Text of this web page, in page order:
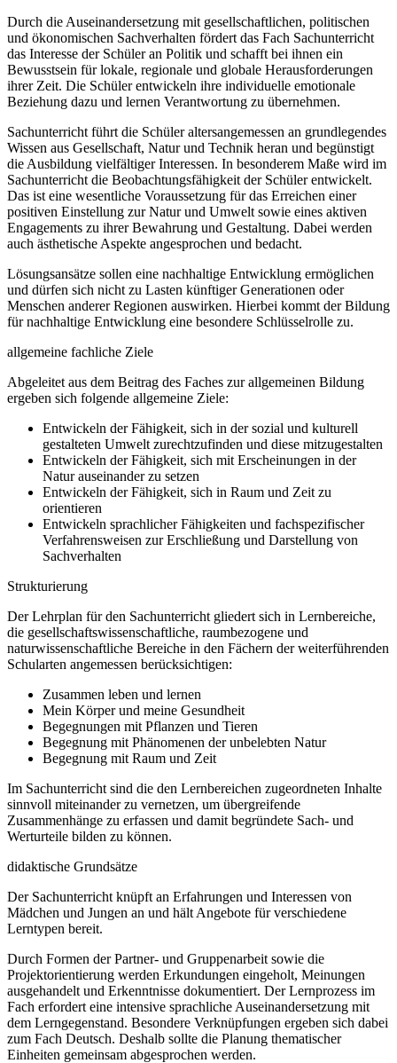
Durch die Auseinandersetzung mit gesellschaftlichen, politischen
und ökonomischen Sachverhalten fördert das Fach Sachunterricht
das Interesse der Schüler an Politik und schafft bei ihnen ein
Bewusstsein für lokale, regionale und globale Herausforderungen
ihrer Zeit. Die Schüler entwickeln ihre individuelle emotionale
Beziehung dazu und lernen Verantwortung zu übernehmen.
Sachunterricht führt die Schüler altersangemessen an grundlegendes
Wissen aus Gesellschaft, Natur und Technik heran und begünstigt
die Ausbildung vielfältiger Interessen. In besonderem Maße wird im
Sachunterricht die Beobachtungsfähigkeit der Schüler entwickelt.
Das ist eine wesentliche Voraussetzung für das Erreichen einer
positiven Einstellung zur Natur und Umwelt sowie eines aktiven
Engagements zu ihrer Bewahrung und Gestaltung. Dabei werden
auch ästhetische Aspekte angesprochen und bedacht.
Lösungsansätze sollen eine nachhaltige Entwicklung ermöglichen
und dürfen sich nicht zu Lasten künftiger Generationen oder
Menschen anderer Regionen auswirken. Hierbei kommt der Bildung
für nachhaltige Entwicklung eine besondere Schlüsselrolle zu.
allgemeine fachliche Ziele
Abgeleitet aus dem Beitrag des Faches zur allgemeinen Bildung
ergeben sich folgende allgemeine Ziele:
Entwickeln der Fähigkeit, sich in der sozial und kulturell
gestalteten Umwelt zurechtzufinden und diese mitzugestalten
Entwickeln der Fähigkeit, sich mit Erscheinungen in der
Natur auseinander zu setzen
Entwickeln der Fähigkeit, sich in Raum und Zeit zu
orientieren
Entwickeln sprachlicher Fähigkeiten und fachspezifischer
Verfahrensweisen zur Erschließung und Darstellung von
Sachverhalten
Strukturierung
Der Lehrplan für den Sachunterricht gliedert sich in Lernbereiche,
die gesellschaftswissenschaftliche, raumbezogene und
naturwissenschaftliche Bereiche in den Fächern der weiterführenden
Schularten angemessen berücksichtigen:
Zusammen leben und lernen
Mein Körper und meine Gesundheit
Begegnungen mit Pflanzen und Tieren
Begegnung mit Phänomenen der unbelebten Natur
Begegnung mit Raum und Zeit
Im Sachunterricht sind die den Lernbereichen zugeordneten Inhalte
sinnvoll miteinander zu vernetzen, um übergreifende
Zusammenhänge zu erfassen und damit begründete Sach- und
Werturteile bilden zu können.
didaktische Grundsätze
Der Sachunterricht knüpft an Erfahrungen und Interessen von
Mädchen und Jungen an und hält Angebote für verschiedene
Lerntypen bereit.
Durch Formen der Partner- und Gruppenarbeit sowie die
Projektorientierung werden Erkundungen eingeholt, Meinungen
ausgehandelt und Erkenntnisse dokumentiert. Der Lernprozess im
Fach erfordert eine intensive sprachliche Auseinandersetzung mit
dem Lerngegenstand. Besondere Verknüpfungen ergeben sich dabei
zum Fach Deutsch. Deshalb sollte die Planung thematischer
Einheiten gemeinsam abgesprochen werden.